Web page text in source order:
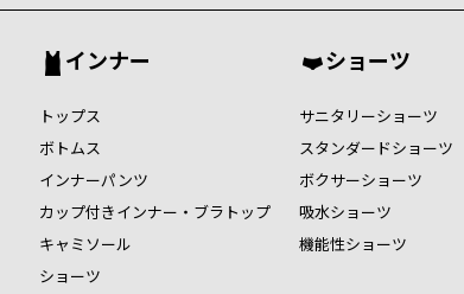
インナー
トップス
ボトムス
インナーパンツ
カップ付きインナー・ブラトップ
キャミソール
ショーツ
ショーツ
サニタリーショーツ
スタンダードショーツ
ボクサーショーツ
吸水ショーツ
機能性ショーツ